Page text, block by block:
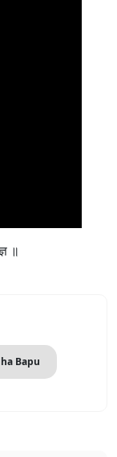
॥
Bapu